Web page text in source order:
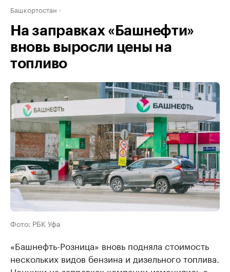
Башкортостан
На заправках «Башнефти»
вновь выросли цены на
топливо
Фото: РБК Уфа
«Башнефть-Розница» вновь подняла стоимость
нескольких видов бензина и дизельного топлива.